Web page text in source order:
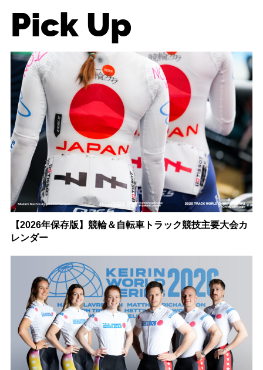
Pick Up
【2026年保存版】競輪＆自転車トラック競技主要大会カ
レンダー